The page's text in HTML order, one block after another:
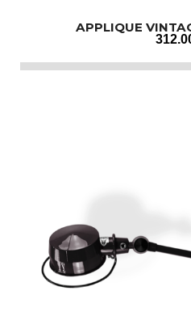
APPLIQUE
312